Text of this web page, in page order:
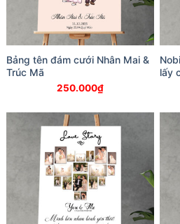
Bảng tên đám cưới Nhân Mai &
Trúc Mã
250.000₫
lấy